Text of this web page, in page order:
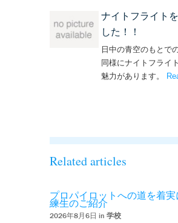
ナイトフライト
した！！
日中の青空のもとで
同様にナイトフライ
魅力があります。
Related articles
プロパイロットへの道を着実
練生のご紹介
2026年8月6日 in 学校